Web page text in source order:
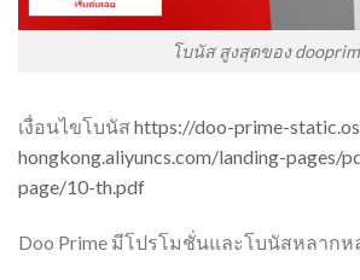
โบนัส สูงสุดของ
เงื่อนไขโบนัส https://doo-prime-
hongkong.aliyuncs.com/landing-pages/
page/10-th.pdf
Doo Prime มีโปรโมชั่นและโบนัสหลากห